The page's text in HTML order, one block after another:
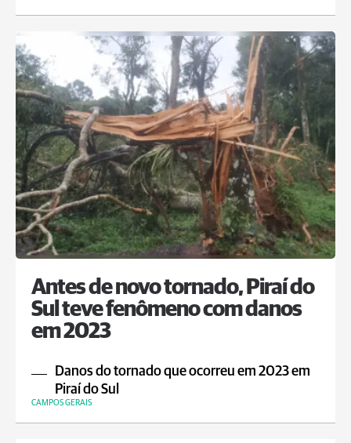
Antes de novo tornado, Piraí do
Sul teve fenômeno com danos
em 2023
Danos do tornado que ocorreu em 2023 em
Piraí do Sul
CAMPOS GERAIS